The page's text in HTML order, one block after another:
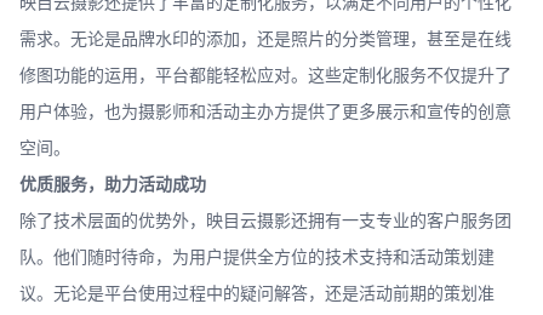
需求。无论是品牌水印的添加，还是照片的分类管理，甚至是在线
修图功能的运用，平台都能轻松应对。这些定制化服务不仅提升了
用户体验，也为摄影师和活动主办方提供了更多展示和宣传的创意
空间。
优质服务，助力活动成功
除了技术层面的优势外，映目云摄影还拥有一支专业的客户服务团
队。他们随时待命，为用户提供全方位的技术支持和活动策划建
议。无论是平台使用过程中的疑问解答，还是活动前期的策划准